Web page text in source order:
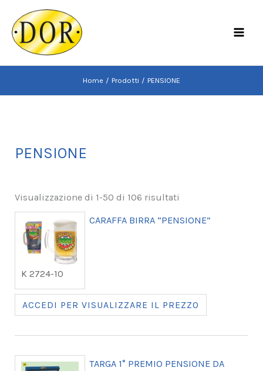
contenuto
Home Prodotti PENSIONE
PENSIONE
Visualizzazione di 1-50 di 106 risultati
K 2724-10
CARAFFA BIRRA “PENSIONE”
ACCEDI PER VISUALIZZARE IL PREZZO
TARGA 1° PREMIO PENSIONE DA